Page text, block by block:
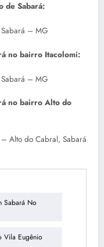
de Sabará:
Sabará – MG
no bairro Itacolomi:
Sabará – MG
no bairro Alto do
Alto do Cabral, Sabará
Sabará No
Vila Eugênio